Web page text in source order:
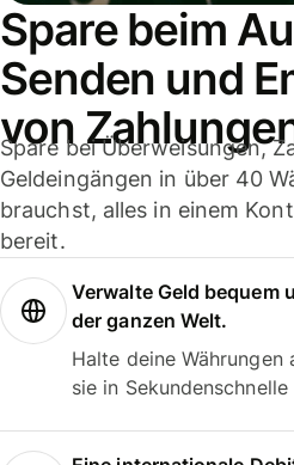
Spare beim
Senden und
von
Spare bei Überweisungen,
Geldeingängen in über 40
brauchst, alles in einem
bereit.
Verwalte Geld bequem
der ganzen Welt.
Halte deine
sie in Sekundenschnelle